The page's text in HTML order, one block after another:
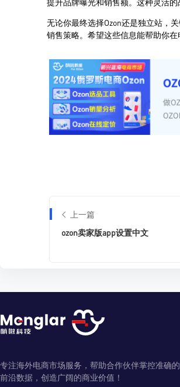
上一篇
ozon卖家版app设置中文
专注海外电商市场服务，帮助合作伙伴掌控准确的
前沿数据，创造广阔的商业价值！